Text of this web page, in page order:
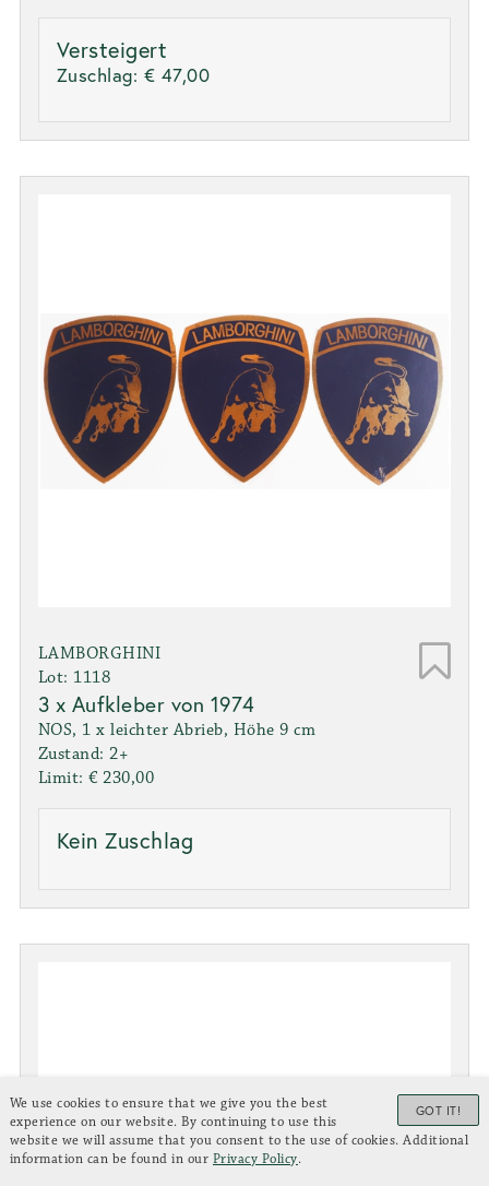
Versteigert
Zuschlag: € 47,00
LAMBORGHINI
Lot: 1118
3 x Aufkleber von 1974
NOS, 1 x leichter Abrieb, Höhe 9 cm
Zustand: 2+
Limit: € 230,00
Kein Zuschlag
GOT IT!
We use cookies to ensure that we give you the best
experience on our website. By continuing to use this
website we will assume that you consent to the use of cookies. Additional
information can be found in our Privacy Policy.